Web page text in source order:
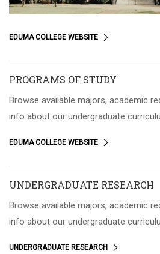
EDUMA COLLEGE WEBSITE
PROGRAMS OF STUDY
Browse available majors, academic
info about our undergraduate
EDUMA COLLEGE WEBSITE
UNDERGRADUATE RESEARCH
Browse available majors, academic
info about our undergraduate
UNDERGRADUATE RESEARCH